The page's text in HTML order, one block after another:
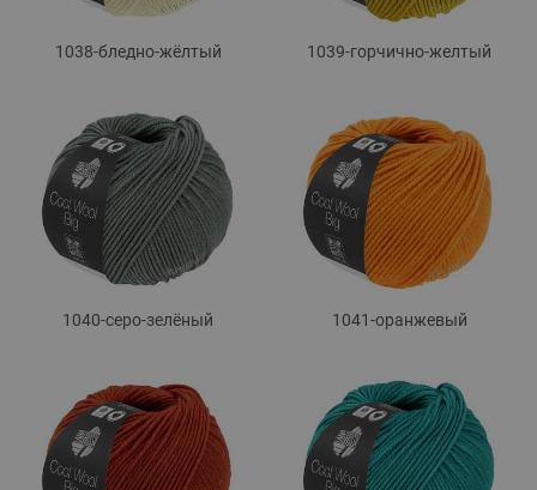
1038-бледно-жёлтый 1039-горчично-желтый
1040-серо-зелёный 1041-оранжевый